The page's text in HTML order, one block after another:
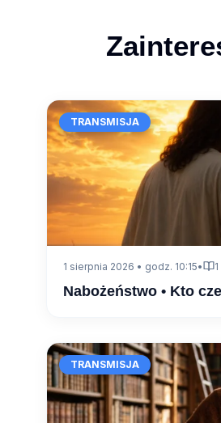
TRANSMISJA
1 sierpnia 2026 • godz. 10:15•
Nabożeństwo • Kto
TRANSMISJA